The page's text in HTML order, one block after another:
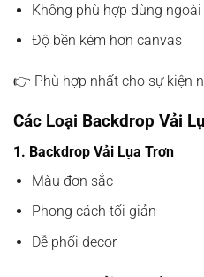
Không phù hợp dùng
Độ bền kém hơn canvas
👉 Phù hợp nhất cho sự kiện
Các Loại Backdrop Vải
1. Backdrop Vải Lụa Trơn
Màu đơn sắc
Phong cách tối giản
Dễ phối decor